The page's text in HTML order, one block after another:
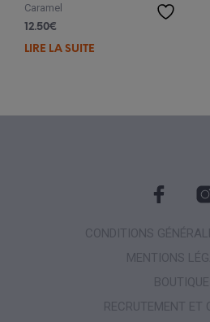
Caramel
12.50€
LIRE LA SUITE
CONDITIONS
MENTIONS
BOUTIQUE
RECRUTEMENT ET